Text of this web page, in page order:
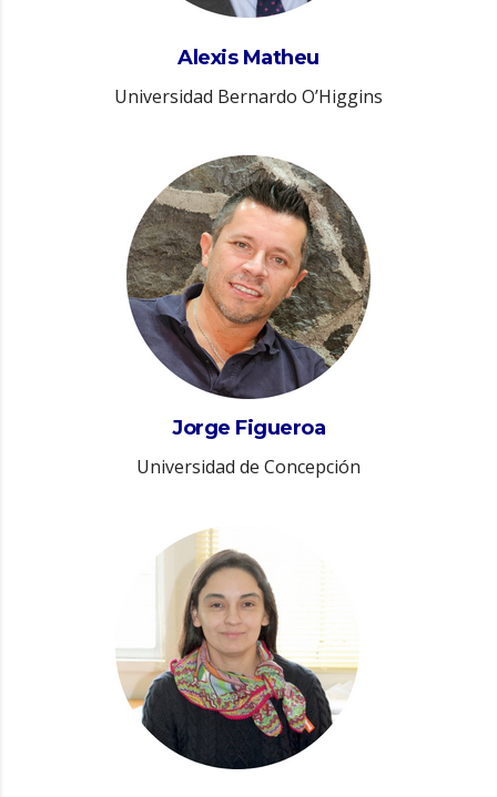
Alexis Matheu
Universidad Bernardo O’Higgins
Jorge Figueroa
Universidad de Concepción